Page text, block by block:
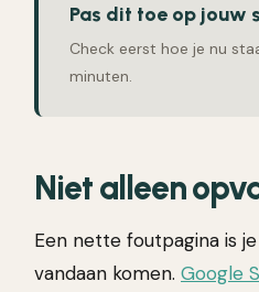
Pas dit toe op jouw
Check eerst hoe je nu
minuten.
Niet alleen
Een nette foutpagina is
vandaan komen. Google